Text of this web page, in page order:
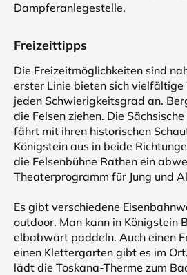
Dampferanlegestelle.
Freizeittipps
Die Freizeitmöglichkeiten sind
erster Linie bieten sich
jeden Schwierigkeitsgrad an.
die Felsen ziehen. Die
fährt mit ihren historischen
Königstein aus in beide
die Felsenbühne Rathen ein
Theaterprogramm für Jung und
Es gibt verschiedene
outdoor. Man kann in Königstein
elbabwärt paddeln. Auch einen
einen Klettergarten gibt es im
lädt die Toskana-Therme zum